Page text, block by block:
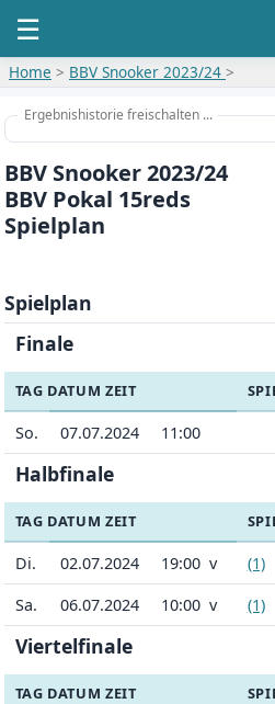
☰
Home > BBV Snooker 2023/24 >
Ergebnishistorie freischalten ...
BBV Snooker 2023/24
BBV Pokal 15reds
Spielplan
Spielplan
Finale
TAG DATUM ZEIT
So. 07.07.2024 11:00
Halbfinale
TAG DATUM ZEIT
Di. 02.07.2024 19:00 v (1)
Sa.
06.07.2024 10:00 v (1)
Viertelfinale
TAG DATUM ZEIT